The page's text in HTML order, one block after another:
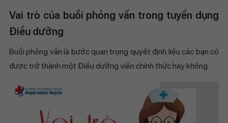
Vai trò của buổi phỏng vấn trong tuyển dụng
Điều dưỡng
Buổi phỏng vấn là bước quan trọng quyết định liệu các bạn có
được trở thành một Điều dưỡng viên chính thức hay không.